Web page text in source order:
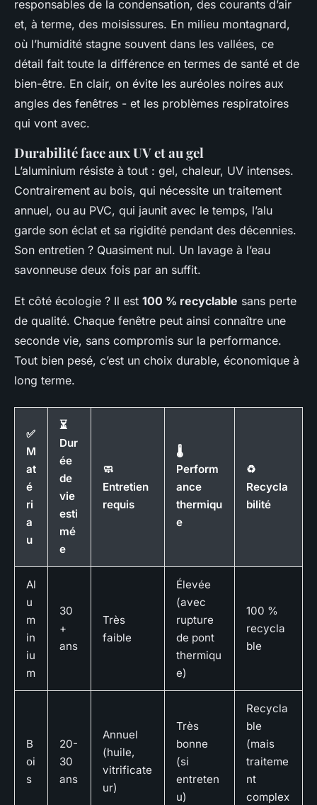
responsables de la condensation, des courants d’air
et, à terme, des moisissures. En milieu montagnard,
où l’humidité stagne souvent dans les vallées, ce
détail fait toute la différence en termes de santé et de
bien-être. En clair, on évite les auréoles noires aux
angles des fenêtres - et les problèmes respiratoires
qui vont avec.
Durabilité face aux UV et au gel
L’aluminium résiste à tout : gel, chaleur, UV intenses.
Contrairement au bois, qui nécessite un traitement
annuel, ou au PVC, qui jaunit avec le temps, l’alu
garde son éclat et sa rigidité pendant des décennies.
Son entretien ? Quasiment nul. Un lavage à l’eau
savonneuse deux fois par an suffit.
Et côté écologie ? Il est 100 % recyclable sans perte
de qualité. Chaque fenêtre peut ainsi connaître une
seconde vie, sans compromis sur la performance.
Tout bien pesé, c’est un choix durable, économique à
long terme.
✅
M
at
é
ri
a
u
⏳
Dur
ée
de
vie
esti
mé
e
🧼
Entretien
requis
🌡️
Perform
ance
thermiqu
e
♻️
Recycla
bilité
Al
u
m
in
iu
m
30
+
ans
Très
faible
Élevée
(avec
rupture
de pont
thermiqu
e)
100 %
recycla
ble
B
oi
s
20-
30
ans
Annuel
(huile,
vitrificate
ur)
Très
bonne
(si
entreten
u)
Recycla
ble
(mais
traiteme
nt
complex